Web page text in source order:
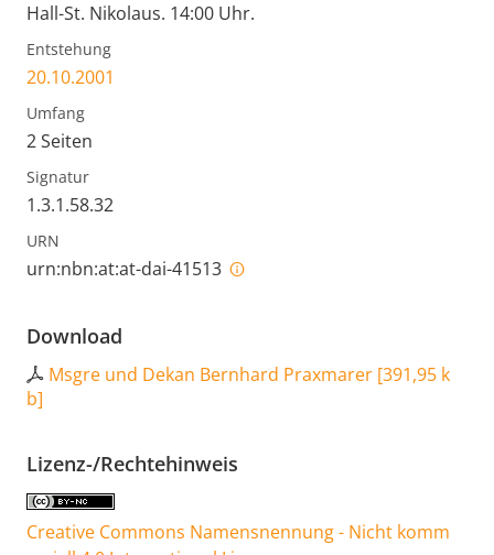
Hall-St. Nikolaus. 14:00 Uhr.
Entstehung
20.10.2001
Umfang
2 Seiten
Signatur
1.3.1.58.32
URN
urn:nbn:at:at-dai-41513
Download
Msgre und Dekan Bernhard Praxmarer [391,95 k
b]
Lizenz-/Rechtehinweis
Creative Commons Namensnennung - Nicht komm